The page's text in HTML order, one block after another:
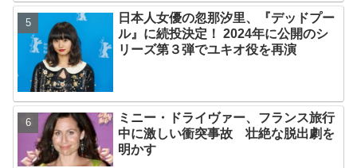
日本人女優の忽那汐里、『デッドプー
ル』に続投決定！ 2024年に公開のシ
リーズ第３弾でユキオ役を再演
ミニー・ドライヴァー、フランス旅行
中に激しい衝突事故 壮絶な脱出劇を
明かす